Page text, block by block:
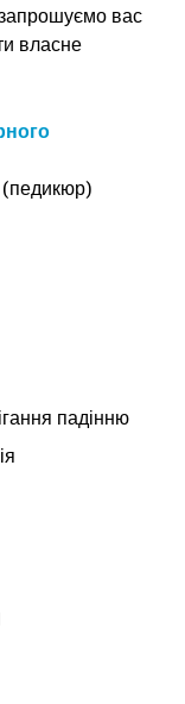
вас
власне
(педикюр)
падінню